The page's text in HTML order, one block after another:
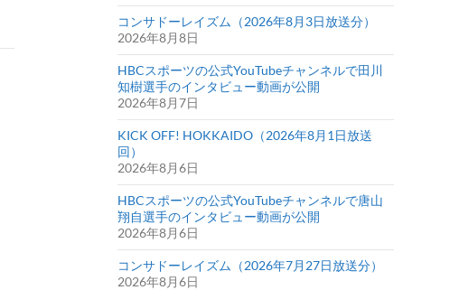
コンサドーレイズム（2026年8月3日放送分）
2026年8月8日
HBCスポーツの公式YouTubeチャンネルで田川
知樹選手のインタビュー動画が公開
2026年8月7日
KICK OFF! HOKKAIDO（2026年8月1日放送
回）
2026年8月6日
HBCスポーツの公式YouTubeチャンネルで唐山
翔自選手のインタビュー動画が公開
2026年8月6日
コンサドーレイズム（2026年7月27日放送分）
2026年8月6日